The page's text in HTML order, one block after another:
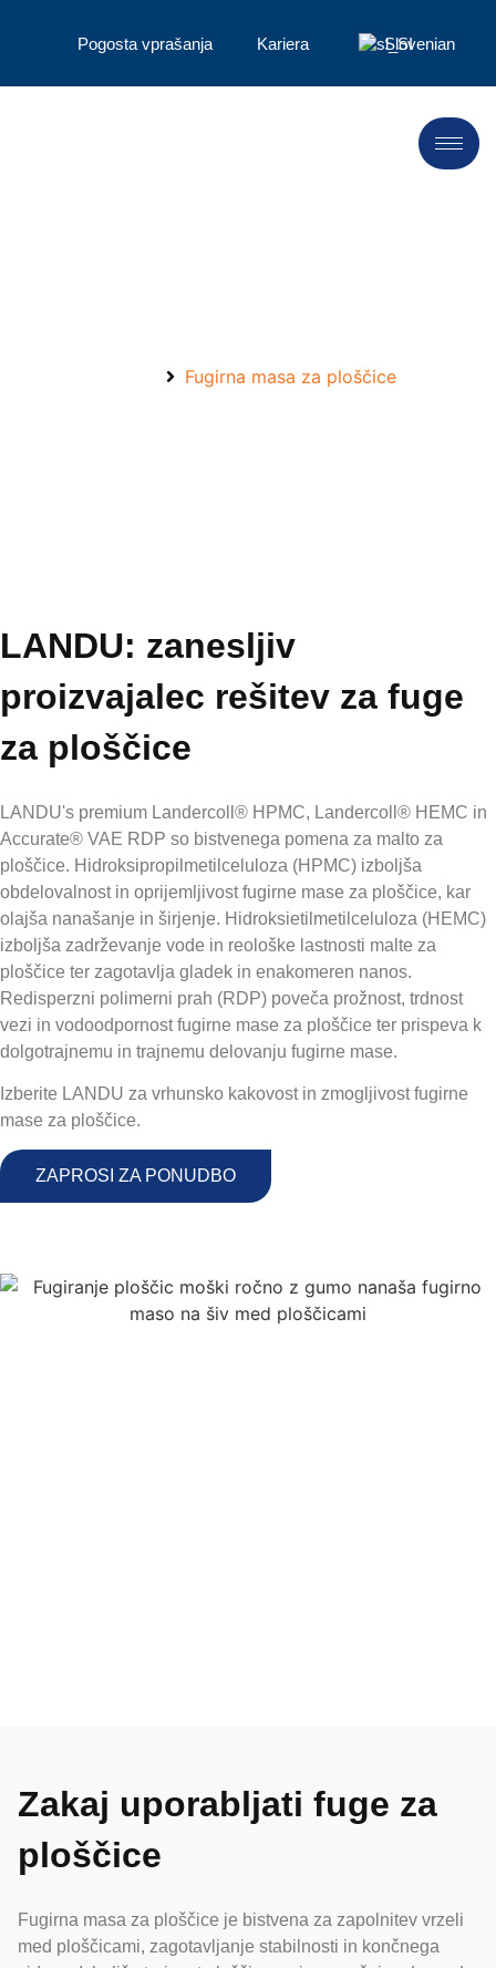
Pogosta vprašanja Kariera Slovenian
Fugirna masa za ploščice
LANDU: zanesljiv
proizvajalec rešitev za fuge
za ploščice
LANDU's premium Landercoll® HPMC, Landercoll® HEMC in
Accurate® VAE RDP so bistvenega pomena za malto za
ploščice. Hidroksipropilmetilceluloza (HPMC) izboljša
obdelovalnost in oprijemljivost fugirne mase za ploščice, kar
olajša nanašanje in širjenje. Hidroksietilmetilceluloza (HEMC)
izboljša zadrževanje vode in reološke lastnosti malte za
ploščice ter zagotavlja gladek in enakomeren nanos.
Redisperzni polimerni prah (RDP) poveča prožnost, trdnost
vezi in vodoodpornost fugirne mase za ploščice ter prispeva k
dolgotrajnemu in trajnemu delovanju fugirne mase.
Izberite LANDU za vrhunsko kakovost in zmogljivost fugirne
mase za ploščice.
ZAPROSI ZA PONUDBO
Zakaj uporabljati fuge za
ploščice
Fugirna masa za ploščice je bistvena za zapolnitev vrzeli
med ploščicami, zagotavljanje stabilnosti in končnega